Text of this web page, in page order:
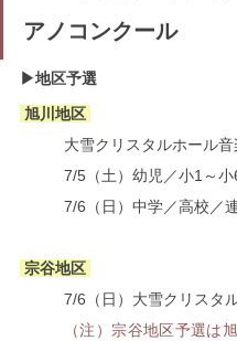
アノコンクール
▶地区予選
旭川地区
大雪クリスタルホール
7/5（土）幼児 ／小1～小
7/6（日）中学／高校 ／
宗谷地区
7/6（日） 大雪クリスタ
（注）宗谷地区予選は